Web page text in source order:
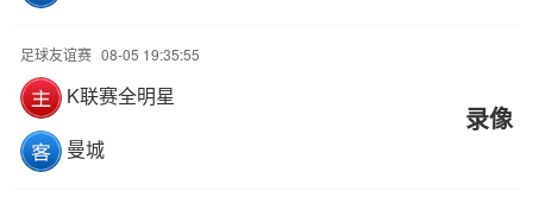
足球友谊赛 08-05 19:35:55
K联赛全明星
曼城
录像